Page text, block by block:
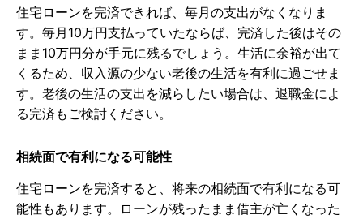
住宅ローンを完済できれば、毎月の支出がなくなりま
す。毎月10万円支払っていたならば、完済した後はその
まま10万円分が手元に残るでしょう。生活に余裕が出て
くるため、収入源の少ない老後の生活を有利に過ごせま
す。老後の生活の支出を減らしたい場合は、退職金によ
る完済もご検討ください。
相続面で有利になる可能性
住宅ローンを完済すると、将来の相続面で有利になる可
能性もあります。ローンが残ったまま借主が亡くなった